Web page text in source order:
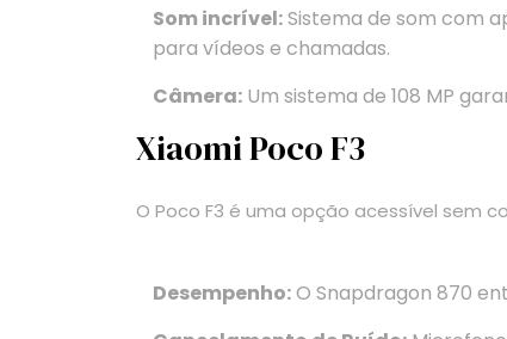
Som incrível:Sistema de som com
para vídeos e chamadas.
Câmera: Um sistema de 108 MP
Xiaomi Poco F3
O Poco F3 é uma opção acessível sem
Desempenho:O Snapdragon 870